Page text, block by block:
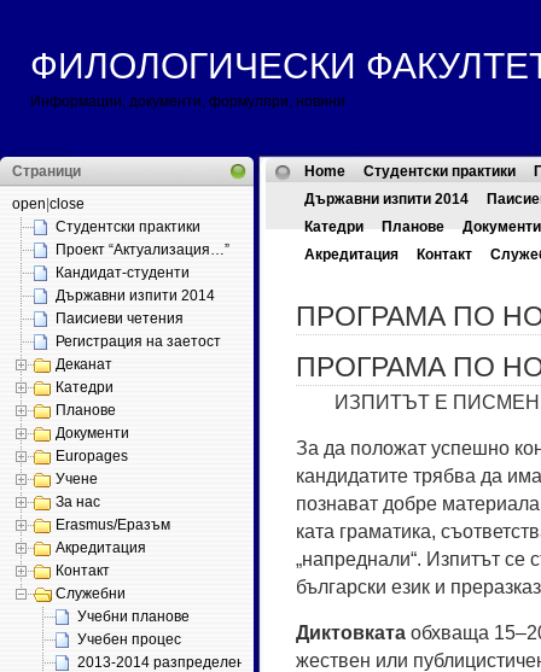
ФИЛОЛОГИЧЕСКИ ФАКУЛТЕТ
Информации, документи, формуляри, новини
Страници
open close
Студентски практики
Проект “Актуализация…”
Кандидат-студенти
Държавни изпити 2014
Паисиеви четения
Регистрация на заетост
Деканат
Катедри
Планове
Документи
Europages
Учене
За нас
Erasmus/Еразъм
Акредитация
Контакт
Служебни
Учебни планове
Учебен процес
2013-2014 разпределение
Home Студентски практики
Държавни изпити 2014
Катедри
Планове
Документи
Акредитация
Контакт
ПРОГРАМА ПО
ПРОГРАМА ПО
ИЗПИТЪТ Е
За да по­ло­жат ус­пеш­но
кан­ди­да­ти­те тряб­ва да
поз­на­ват доб­ре
ка­та гра­ма­ти­ка,
„нап­ред­на­ли“. Изпитът се
бъл­га­рс­ки език и
Дик­тов­ка­та обх­ва­ща
же­ст­вен или